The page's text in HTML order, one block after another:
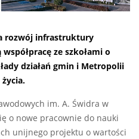
rozwój infrastruktury
ze szkołami o
działań gmin i Metropolii
im. A. Świdra w
o nowe pracownie do nauki
unijnego projektu o wartości